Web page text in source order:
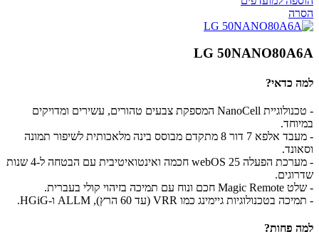
הסרה
LG 50NANO80A6A
למה כדאי?
- טכנולוגיית NanoCell המספקת צבעים טהורים, עשירים ומדויקים
במיוחד.
- מעבד אלפא 7 דור 8 מתקדם מבוסס בינה מלאכותית לשיפור תמונה
וסאונד.
- מערכת הפעלה webOS 25 חכמה ואינטואיטיבית עם הבטחה ל-4 שנות
שדרוגים.
- שלט Magic Remote חכם ונוח עם תמיכה בזיהוי קולי בעברית.
- תמיכה בטכנולוגיות גיימינג כמו VRR (עד 60 הרץ), ALLM ו-HGiG.
למה פחות?